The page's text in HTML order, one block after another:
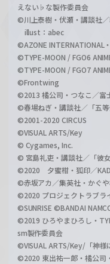
えない♭な製作委員会
©川上泰樹・伏瀬・講談社
illust：abec
©AZONE INTERNATIONAL
©TYPE-MOON / FGO6
©TYPE-MOON / FGO7
©Frontwing
©2013 橘公司・つなこ／富
©春場ねぎ・講談社／「五
©2001-2020 CIRCUS
©VISUAL ARTS/Key
© Cygames, Inc.
© 宮島礼吏・講談社／「彼
©2020 夕蜜柑・狐印／
©赤坂アカ／集英社・かぐ
©2020 プロジェクトラブラ
©SUNRISE ©BANDAI
©2019 ひろやまひろし・
sm製作委員会
©VISUAL ARTS/Key/「神
©2020 東出祐一郎・橘公司